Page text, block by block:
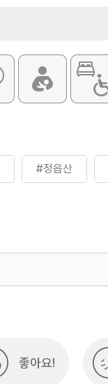
#정읍산
좋아요!